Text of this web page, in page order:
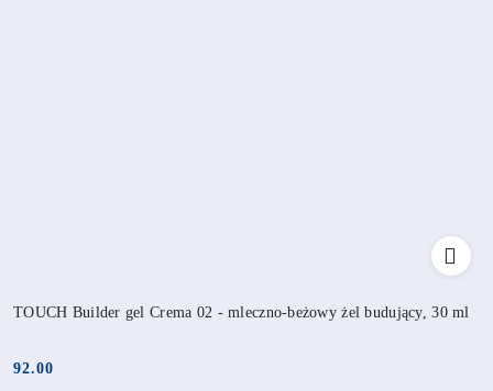
TOUCH Builder gel Crema 02 - mleczno-beżowy żel budujący, 30 ml
Cena:
92.00